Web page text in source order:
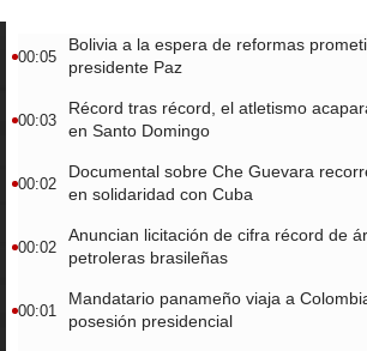
00:05
Bolivia a la espera de reformas
presidente Paz
00:03
Récord tras récord, el atletismo
en Santo Domingo
00:02
Documental sobre Che Guevara
en solidaridad con Cuba
00:02
Anuncian licitación de cifra récord de
petroleras brasileñas
00:01
Mandatario panameño viaja a
posesión presidencial